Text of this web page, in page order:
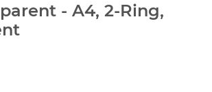
- A4, 2-Ring,